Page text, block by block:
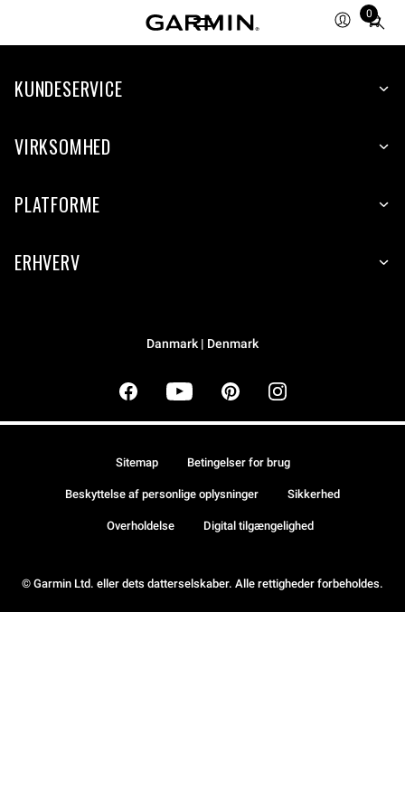
0
Total
KUNDESERVICE
VIRKSOMHED
PLATFORME
ERHVERV
Danmark | Denmark
© Garmin Ltd. eller dets datterselskaber. Alle rettigheder forbeholdes.
Sitemap Betingelser for brug
Beskyttelse af personlige oplysninger Sikkerhed
Overholdelse Digital tilgængelighed